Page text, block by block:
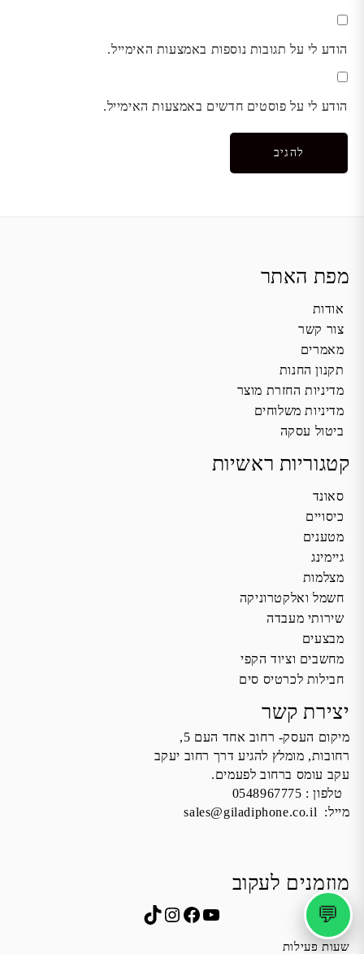
💬
הודע לי על תגובות נוספות באמצעות האימייל.
הודע לי על פוסטים חדשים באמצעות האימייל.
מפת האתר
אודות
צור קשר
מאמרים
תקנון החנות
מדיניות החזרת מוצר
מדיניות משלוחים
ביטול עסקה
קטגוריות ראשיות
סאונד
כיסויים
מטענים
גיימינג
מצלמות
חשמל ואלקטרוניקה
שירותי מעבדה
מבצעים
מחשבים וציוד הקפי
חבילות לכרטיס סים
יצירת קשר
מיקום העסק- רחוב אחד העם 5,
רחובות, מומלץ להגיע דרך רחוב יעקב
עקב עומס ברחוב לפעמים.
טלפון : 0548967775
מייל: sales@giladiphone.co.il
מוזמנים לעקוב
YouTube
Facebook
Instagram
TikTok
שעות פעילות